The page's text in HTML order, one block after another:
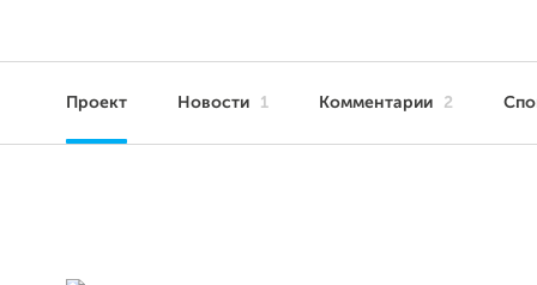
Проект Новости 1 Комментарии 2